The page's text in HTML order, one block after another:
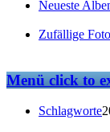
Neueste
Zufällige
Menüclick to
Schlagworte